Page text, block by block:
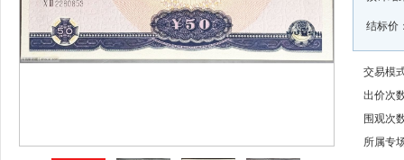
结标价
交易模
出价次
围观次
所属专